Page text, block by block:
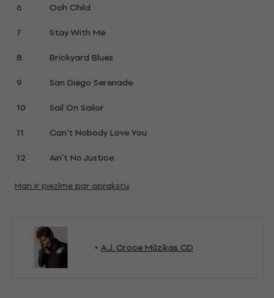
6
Ooh Child
7
Stay With Me
8
Brickyard Blues
9
San Diego Serenade
10
Sail On Sailor
11
Can't Nobody Love You
12
Ain't No Justice
Man ir piezīme par aprakstu
A.J. Croce Mūzikas CD